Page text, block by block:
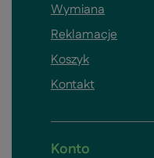
Wymiana
Reklamacje
Koszyk
Kontakt
Konto